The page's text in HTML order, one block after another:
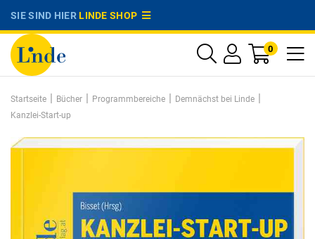
SIE SIND HIERLINDE SHOP
0
Startseite | Bücher | Programmbereiche | Demnächst bei Linde |
Kanzlei-Start-up